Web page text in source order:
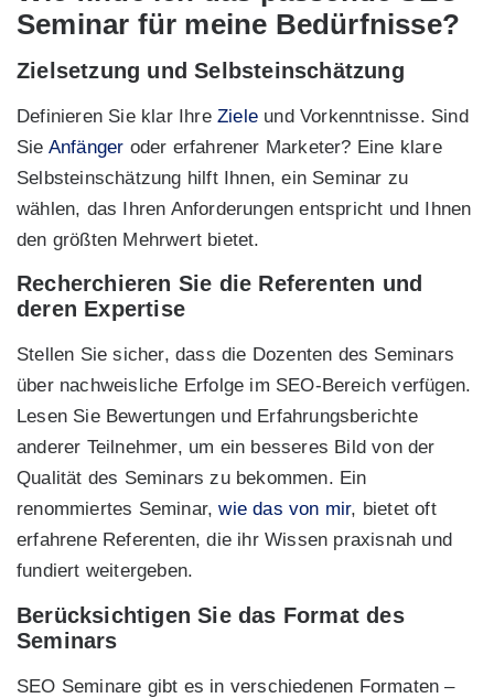
Seminar für meine Bedürfnisse?
Zielsetzung und Selbsteinschätzung
Definieren Sie klar Ihre Ziele und Vorkenntnisse. Sind
Sie Anfänger oder erfahrener Marketer? Eine klare
Selbsteinschätzung hilft Ihnen, ein Seminar zu
wählen, das Ihren Anforderungen entspricht und Ihnen
den größten Mehrwert bietet.
Recherchieren Sie die Referenten und
deren Expertise
Stellen Sie sicher, dass die Dozenten des Seminars
über nachweisliche Erfolge im SEO-Bereich verfügen.
Lesen Sie Bewertungen und Erfahrungsberichte
anderer Teilnehmer, um ein besseres Bild von der
Qualität des Seminars zu bekommen. Ein
renommiertes Seminar,wie das von mir, bietet oft
erfahrene Referenten, die ihr Wissen praxisnah und
fundiert weitergeben.
Berücksichtigen Sie das Format des
Seminars
SEO Seminare gibt es in verschiedenen Formaten –